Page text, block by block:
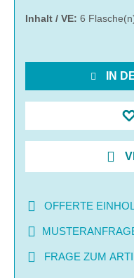
Inhalt / VE: 6
IN
OFFERTE
FRAGE ZUM